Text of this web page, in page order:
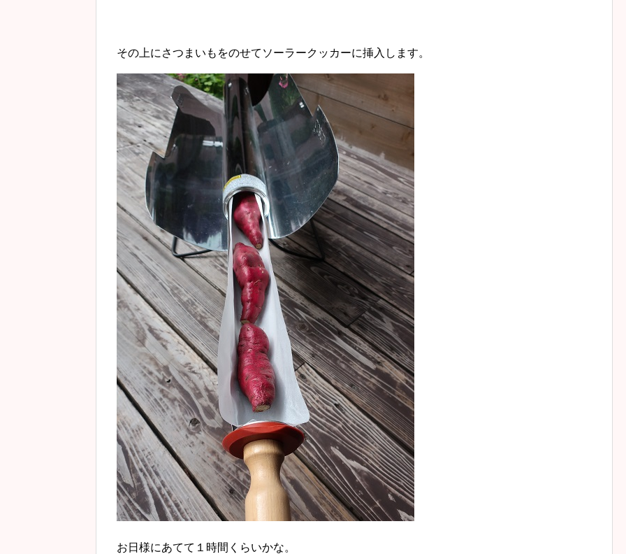
その上にさつまいもをのせてソーラークッカーに挿入します。
お日様にあてて１時間くらいかな。